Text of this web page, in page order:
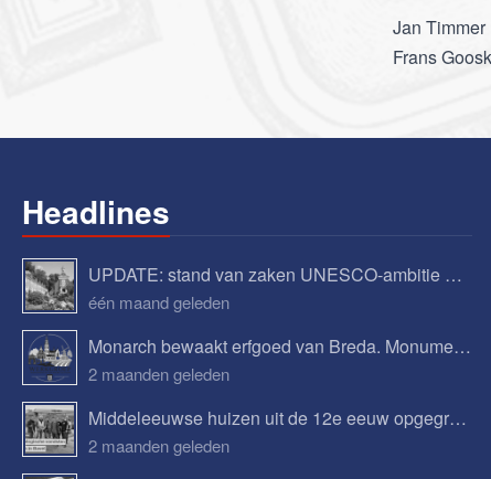
Jan Timmer
Frans
Headlines
UPDATE: stand van zaken UNESCO-ambitie Begijnhof Breda
één maand geleden
Monarch bewaakt erfgoed van Breda. Monumenten, verhalen en toekomstplannen.
2 maanden geleden
Middeleeuwse huizen uit de 12e eeuw opgegraven in Bavel
2 maanden geleden